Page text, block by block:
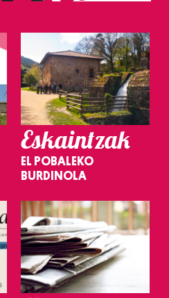
Eskaintzak
EL POBALEKO
BURDINOLA